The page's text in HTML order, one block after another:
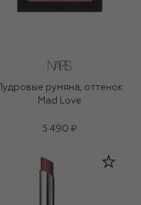
Пудровые румяна, оттенок
Mad Love
5 490 ₽